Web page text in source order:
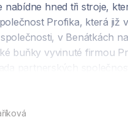
nabídne hned tři stroje,
Profika, která již
v Benátkách
buňky vyvinuté firmou
který zde bude opět
5. 2025 od 9 hodin v